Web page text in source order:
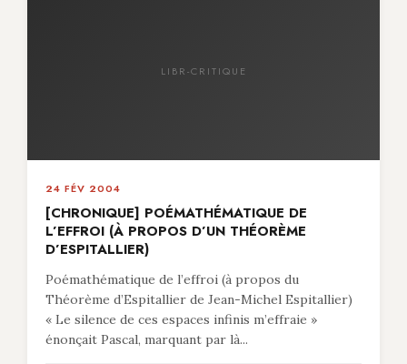
LIBR-CRITIQUE
24 FÉV 2004
[CHRONIQUE] POÉMATHÉMATIQUE DE
L’EFFROI (À PROPOS D’UN THÉORÈME
D’ESPITALLIER)
Poémathématique de l’effroi (à propos du
Théorème d’Espitallier de Jean-Michel Espitallier)
« Le silence de ces espaces infinis m’effraie »
énonçait Pascal, marquant par là...